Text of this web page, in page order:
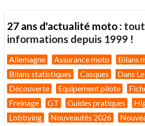
27 ans d'actualité moto :
informations depuis 1999 !
Allemagne Assurance moto
Bilans
Bilans statistiques
Casques
Dans
Découverte
Equipement pilote
Freinage
GT Guides pratiques
Lobbying
Nouveautés 2026